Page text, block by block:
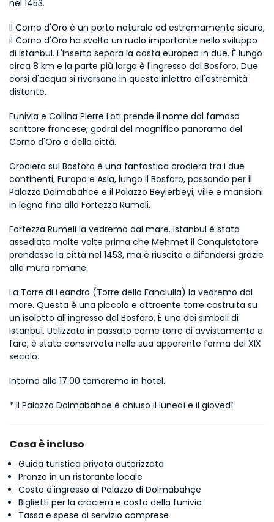
nel 1453.
Il Corno d'Oro è un porto naturale ed estremamente sicuro,
il Corno d'Oro ha svolto un ruolo importante nello sviluppo
di Istanbul. L'inserto separa la costa europea in due. È lungo
circa 8 km e la parte più larga è l'ingresso dal Bosforo. Due
corsi d'acqua si riversano in questo inlettro all'estremità
distante.
Funivia e Collina Pierre Loti prende il nome dal famoso
scrittore francese, godrai del magnifico panorama del
Corno d'Oro e della città.
Crociera sul Bosforo è una fantastica crociera tra i due
continenti, Europa e Asia, lungo il Bosforo, passando per il
Palazzo Dolmabahce e il Palazzo Beylerbeyi, ville e mansioni
in legno fino alla Fortezza Rumeli.
Fortezza Rumeli la vedremo dal mare. Istanbul è stata
assediata molte volte prima che Mehmet il Conquistatore
prendesse la città nel 1453, ma è riuscita a difendersi grazie
alle mura romane.
La Torre di Leandro (Torre della Fanciulla) la vedremo dal
mare. Questa è una piccola e attraente torre costruita su
un isolotto all'ingresso del Bosforo. È uno dei simboli di
Istanbul. Utilizzata in passato come torre di avvistamento e
faro, è stata conservata nella sua apparente forma del XIX
secolo.
Intorno alle 17:00 torneremo in hotel.
* Il Palazzo Dolmabahce è chiuso il lunedì e il giovedì.
Cosa è incluso
Guida turistica privata autorizzata
Pranzo in un ristorante locale
Costo d'ingresso al Palazzo di Dolmabahçe
Biglietti per la crociera e costo della funivia
Tassa e spese di servizio comprese